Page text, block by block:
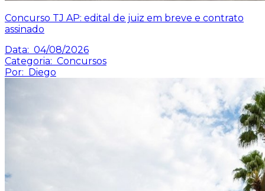
Concurso TJ AP: edital de juiz em breve e contrato
assinado
Data: 04/08/2026
Categoria: Concursos
Por: Diego